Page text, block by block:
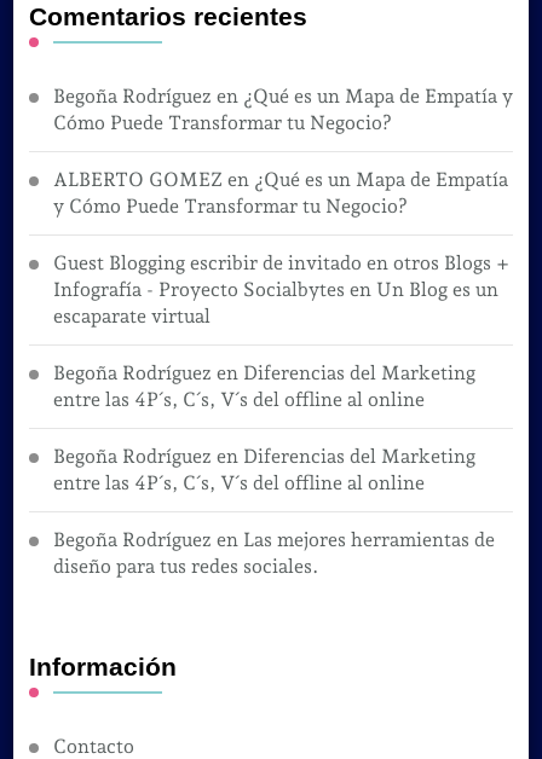
Comentarios recientes
Begoña Rodríguez en ¿Qué es un Mapa de Empatía y
Cómo Puede Transformar tu Negocio?
ALBERTO GOMEZ en ¿Qué es un Mapa de Empatía
y Cómo Puede Transformar tu Negocio?
Guest Blogging escribir de invitado en otros Blogs +
Infografía - Proyecto Socialbytes en Un Blog es un
escaparate virtual
Begoña Rodríguez en Diferencias del Marketing
entre las 4P´s, C´s, V´s del offline al online
Begoña Rodríguez en Diferencias del Marketing
entre las 4P´s, C´s, V´s del offline al online
Begoña Rodríguez en Las mejores herramientas de
diseño para tus redes sociales.
Información
Contacto